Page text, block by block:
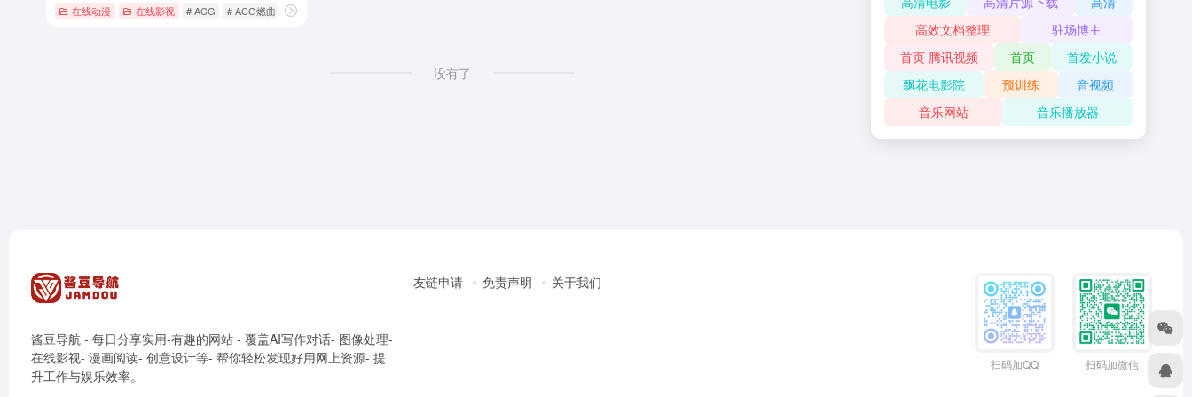
在线动漫 在线影视 # ACG # ACG燃曲 # ACG神曲
没有了
高效文档整理
驻场博主
首页 腾讯视频
首页
首发小说
飘花电影院
预训练
音视频
音乐网站
音乐播放器
酱豆导航 - 每日分享实用-有趣的网站 - 覆盖AI写作对话- 图像处理-
在线影视- 漫画阅读- 创意设计等- 帮你轻松发现好用网上资源- 提
升工作与娱乐效率。
友链申请 免责声明 关于我们
扫码加QQ 扫码加微信